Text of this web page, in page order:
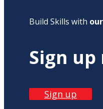
Build Skills with our
Sign up
Sign up